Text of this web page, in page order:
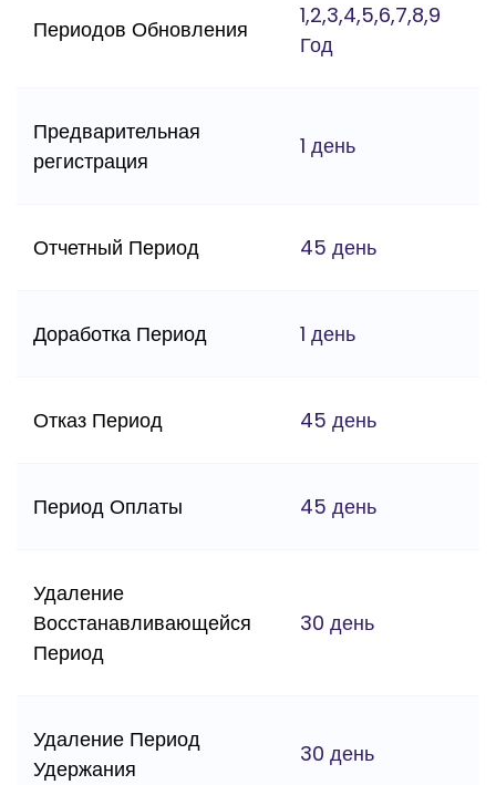
Периодов Обновления
1,2,3,4,5,6,7,8,9
Год
Предварительная
регистрация
1 день
Отчетный Период 45 день
Доработка Период 1 день
Отказ Период 45 день
Период Оплаты 45 день
Удаление
Восстанавливающейся
Период
30 день
Удаление Период
Удержания
30 день